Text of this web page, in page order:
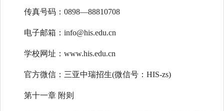
传真号码：0898—88810708
电子邮箱：info@his.edu.cn
学校网址：www.his.edu.cn
官方微信：三亚中瑞招生(微信号：HIS-zs)
第十一章 附则